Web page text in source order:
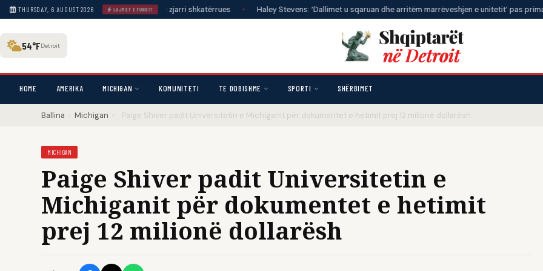
THURSDAY, 6 AUGUST 2026 LAJMET E FUNDIT
se planifikoi për javë ndezjen e një zjarri shkatërrues • Haley Stevens: ‘Dallimet u sqaruan dhe arritëm marrëveshjen e unitetit’ pas primareve •
54°FDetroit
HOME AMERIKA MICHIGAN KOMUNITETI TE DOBISHME SPORTI SHËRBIMET
Ballina › Michigan › Paige Shiver padit Universitetin e Michiganit për dokumentet e hetimit prej 12 milionë dollarësh
MICHIGAN
Paige Shiver padit Universitetin e
Michiganit për dokumentet e hetimit
prej 12 milionë dollarësh